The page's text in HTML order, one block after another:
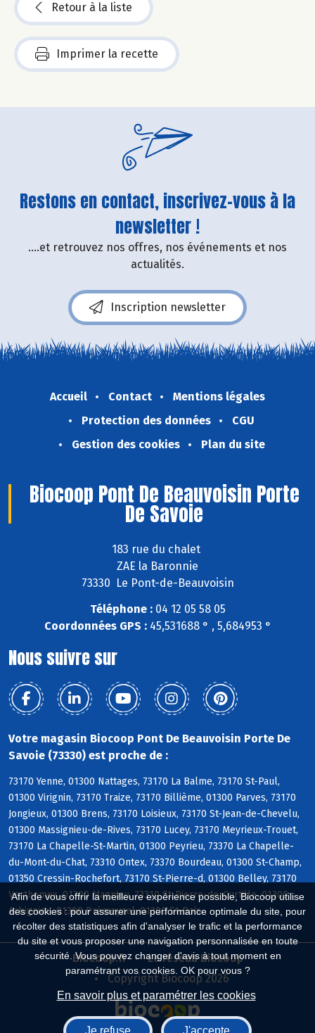
Afin de vous offrir la meilleure expérience possible, Biocoop utilise
des cookies : pour assurer une performance optimale du site, pour
récolter des statistiques afin d'analyser le trafic et la performance
du site et vous proposer une navigation personnalisée en toute
sécurité. Vous pouvez changer d'avis à tout moment en
paramétrant vos cookies. OK pour vous ?
En savoir plus et paramétrer les cookies
Je refuse J'accepte
Retour à la liste
Imprimer la recette
Restons en contact, inscrivez-vous à la
newsletter !
....et retrouvez nos offres, nos événements et nos
actualités.
Inscription newsletter
Accueil Contact
Mentions légales
Protection des données
CGU
Gestion des cookies
Plan du site
Biocoop Pont De Beauvoisin Porte
De Savoie
183 rue du chalet
ZAE la Baronnie
73330 Le Pont-de-Beauvoisin
Téléphone :04 12 05 58 05
Coordonnées GPS :45,531688 ° , 5,684953 °
Nous suivre sur
Votre magasin Biocoop Pont De Beauvoisin Porte De
Savoie (73330) est proche de :
73170 Yenne, 01300 Nattages, 73170 La Balme, 73170 St-Paul,
01300 Virignin, 73170 Traize, 73170 Billième, 01300 Parves, 73170
Jongieux, 01300 Brens, 73170 Loisieux, 73170 St-Jean-de-Chevelu,
01300 Massignieu-de-Rives, 73170 Lucey, 73170 Meyrieux-Trouet,
73170 La Chapelle-St-Martin, 01300 Peyrieu, 73370 La Chapelle-
du-Mont-du-Chat, 73310 Ontex, 73370 Bourdeau, 01300 St-Champ,
01350 Cressin-Rochefort, 73170 St-Pierre-d, 01300 Belley, 73170
Verthemex, 01300 Magnieu, 73310 St-Pierre-de-Curtille, 01300
Arbignieu, 01300 Prémeyzel, 01300 St-Bois
Biocoop.fr
Le réseau Biocoop
Copyright Biocoop 2026